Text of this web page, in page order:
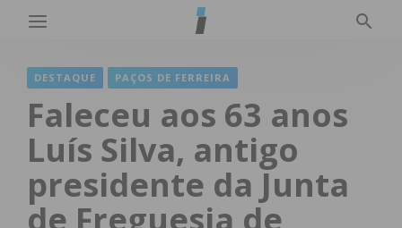
DESTAQUE PAÇOS DE FERREIRA
Faleceu aos 63 anos
Luís Silva, antigo
presidente da Junta